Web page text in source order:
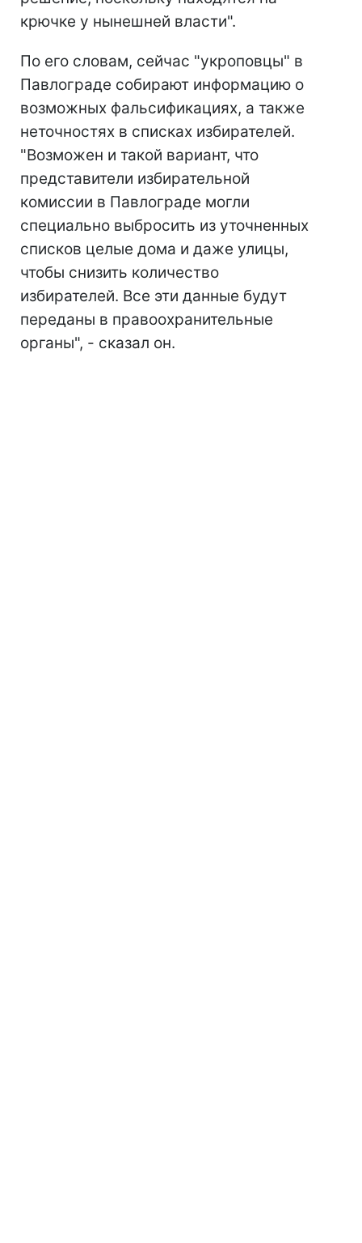
крючке у нынешней власти".
По его словам, сейчас "укроповцы" в
Павлограде собирают информацию о
возможных фальсификациях, а также
неточностях в списках избирателей.
"Возможен и такой вариант, что
представители избирательной
комиссии в Павлограде могли
специально выбросить из уточненных
списков целые дома и даже улицы,
чтобы снизить количество
избирателей. Все эти данные будут
переданы в правоохранительные
органы", - сказал он.